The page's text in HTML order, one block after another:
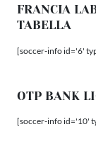
FRANCIA
TABELLA
[soccer-info id='6'
OTP BANK
[soccer-info id='10'